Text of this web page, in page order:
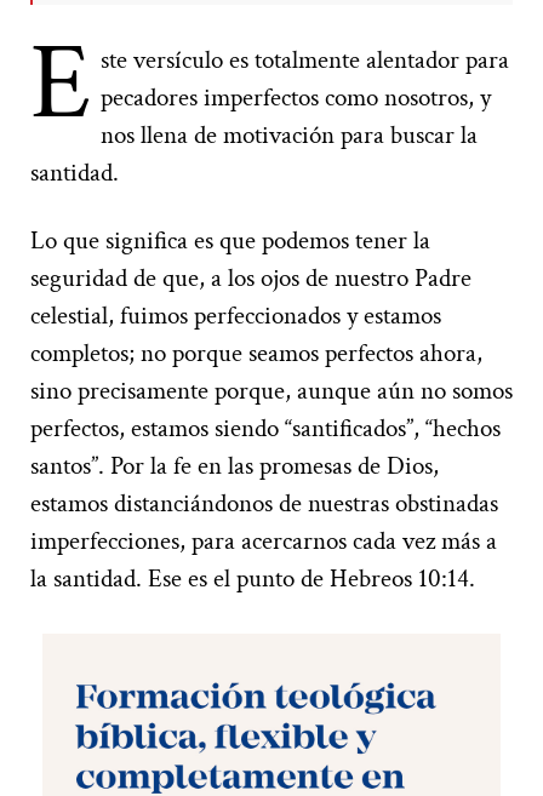
E ste versículo es totalmente alentador para
pecadores imperfectos como nosotros, y
nos llena de motivación para buscar la
santidad.
Lo que significa es que podemos tener la
seguridad de que, a los ojos de nuestro Padre
celestial, fuimos perfeccionados y estamos
completos; no porque seamos perfectos ahora,
sino precisamente porque, aunque aún no somos
perfectos, estamos siendo “santificados”, “hechos
santos”. Por la fe en las promesas de Dios,
estamos distanciándonos de nuestras obstinadas
imperfecciones, para acercarnos cada vez más a
la santidad. Ese es el punto de Hebreos 10:14.